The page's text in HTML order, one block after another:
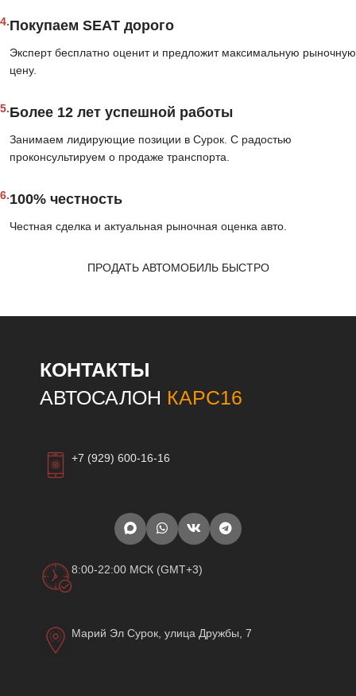
4.Покупаем SEAT дорого
Эксперт бесплатно оценит и предложит максимальную рыночную
цену.
5.Более 12 лет успешной работы
Занимаем лидирующие позиции в Сурок. С радостью
проконсультируем о продаже транспорта.
6.100% честность
Честная сделка и актуальная рыночная оценка авто.
ПРОДАТЬ АВТОМОБИЛЬ БЫСТРО
КОНТАКТЫ
АВТОСАЛОН КАРС16
+7 (929) 600-16-16
8:00-22:00 МСК (GMT+3)
Марий Эл Сурок, улица Дружбы, 7